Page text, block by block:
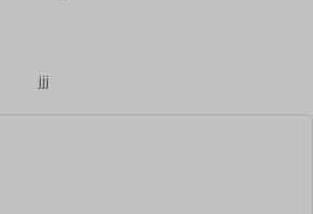
jjj